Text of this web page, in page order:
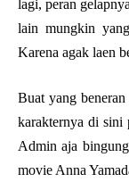
lagi, peran
lain mungkin
Karena agak laen
Buat yang
karakternya di sini
Admin aja
movie Anna